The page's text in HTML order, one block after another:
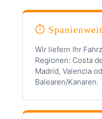
⏱
Wir liefern Ihr
Regionen: Costa
Madrid, Valencia
Balearen/Kanaren.